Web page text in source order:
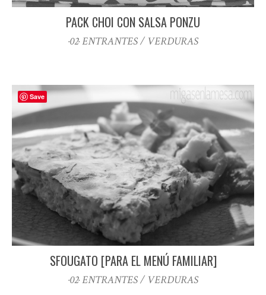
PACK CHOI CON SALSA PONZU
·02· ENTRANTES / VERDURAS
SFOUGATO [PARA EL MENÚ FAMILIAR]
·02· ENTRANTES / VERDURAS
Save